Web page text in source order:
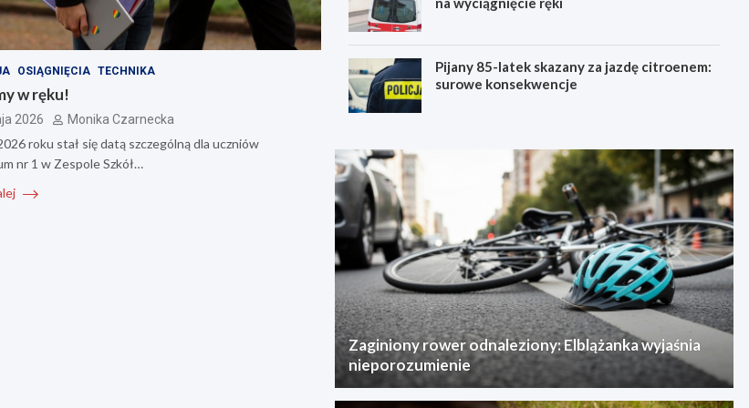
OSIĄGNIĘCIA TECHNIKA
w ręku!
2026 Monika Czarnecka
roku stał się datą szczególną dla uczniów
nr 1 w Zespole Szkół…
Pijany 85-latek skazany za jazdę citroenem:
surowe konsekwencje
Zaginiony rower odnaleziony: Elblążanka wyjaśnia
nieporozumienie